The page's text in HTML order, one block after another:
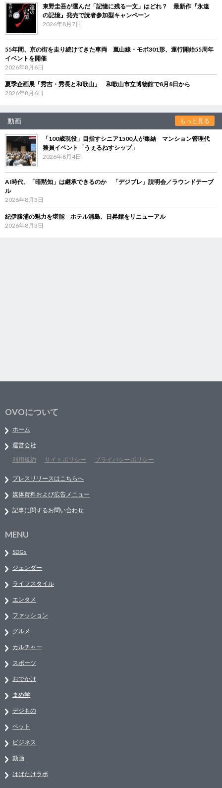
東野圭吾が選んだ「記憶に残る一文」はどれ？ 最新作『永遠
の記憶』発売で読者参加型キャンペーン
2026年8月7日
55年間、京の街を走り続けてきた車両 嵐山線・モボ301形、運行開始55周年
イベントを開催
2026年8月6日
夏季企画展「秀吉・秀長と和歌山」 和歌山市立博物館で8月8日から
2026年8月6日
動画 もっと見る
「100歳現役」目指すシニア1500人が集結 マンション管理代
務員イベント「うぇるねすシップ」
2026年8月4日
AI時代、「暗黙知」は継承できるのか 「デジブレ」説明会／ラウンドテーブ
ル
2026年8月3日
紀伊勝浦の魅力を堪能 ホテル浦島、日昇館をリニューアル
2026年8月3日
OVOについて
ホーム
運営会社
利用規約
サイトポリシー プライバシーポリシー
プレスリリースはこちらへ
媒体資料および広告メニュー
記事に関するお問い合わせ
MENU
SDGs
ジェンダー
ライフスタイル
エンタメ
ファッション
グルメ
カルチャー
スポーツ
おでかけ
まめ学
デジもの
ペット
ビジネス
動画
はばたけラボ